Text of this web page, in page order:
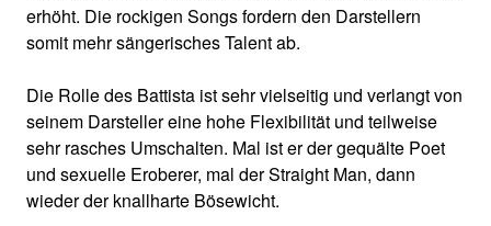
erhöht. Die rockigen Songs fordern den Darstellern
somit mehr sängerisches Talent ab.
Die Rolle des Battista ist sehr vielseitig und verlangt von
seinem Darsteller eine hohe Flexibilität und teilweise
sehr rasches Umschalten. Mal ist er der gequälte Poet
und sexuelle Eroberer, mal der Straight Man, dann
wieder der knallharte Bösewicht.